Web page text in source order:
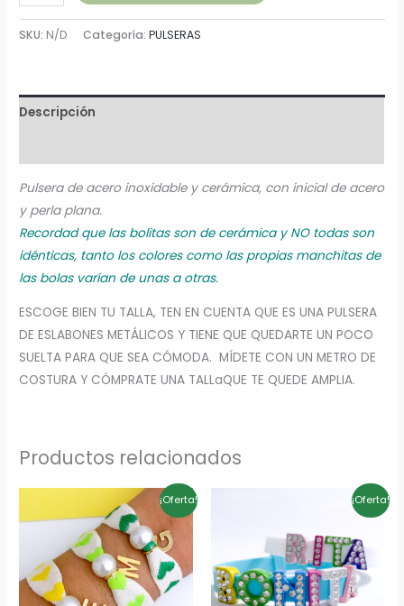
SKU: N/D Categoría:PULSERAS
Descripción
Pulsera de acero inoxidable y cerámica, con inicial de acero
y perla plana.
Recordad que las bolitas son de cerámica y NO todas son
idénticas, tanto los colores como las propias manchitas de
las bolas varían de unas a otras.
ESCOGE BIEN TU TALLA, TEN EN CUENTA QUE ES UNA PULSERA
DE ESLABONES METÁLICOS Y TIENE QUE QUEDARTE UN POCO
SUELTA PARA QUE SEA CÓMODA. MÍDETE CON UN METRO DE
COSTURA Y CÓMPRATE UNA TALLaQUE TE QUEDE AMPLIA.
Productos relacionados
¡Oferta!
original
era:
8,00€.
precio
actual
es:
5,00€.
¡Oferta!
era:
12,00€.
es:
8,40€.